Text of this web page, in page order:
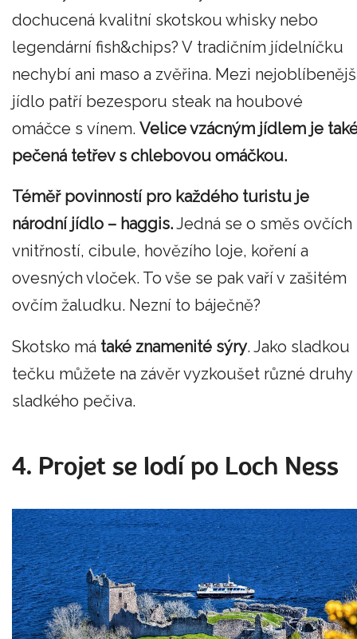
dochucená kvalitní skotskou whisky nebo
legendární fish&chips? V tradičním jídelníčku
nechybí ani maso a zvěřina. Mezi
jídlo patří bezesporu steak na houbové
omáčce s vínem. Velice vzácným jídlem je
pečená tetřev s chlebovou omáčkou.
Téměř povinností pro každého turistu je
národní jídlo – haggis.Jedná se o směs ovčích
vnitřností, cibule, hovězího loje, koření a
ovesných vloček. To vše se pak vaří v zašitém
ovčím žaludku. Nezní to báječně?
Skotsko má také znamenité sýry. Jako sladkou
tečku můžete na závěr vyzkoušet různé druhy
sladkého pečiva.
4. Projet se lodí po Loch Ness